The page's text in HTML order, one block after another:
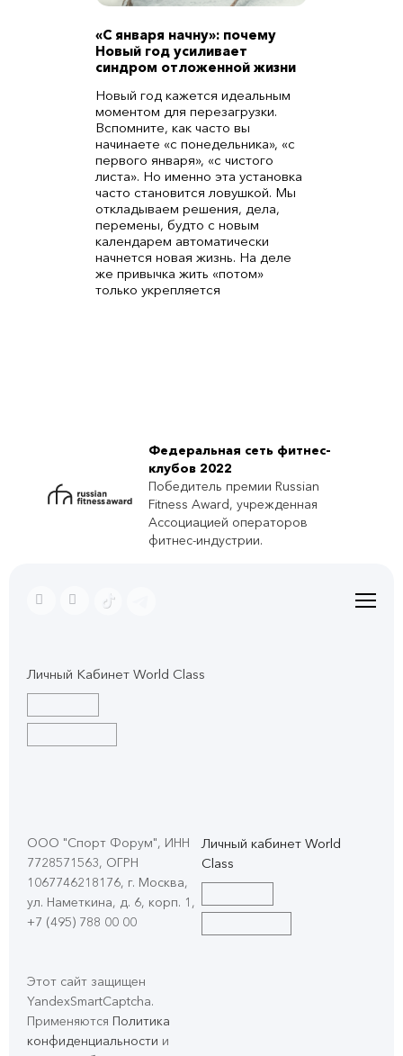
«С января начну»: почему
Новый год усиливает
синдром отложенной жизни
Новый год кажется идеальным
моментом для перезагрузки.
Вспомните, как часто вы
начинаете «с понедельника», «с
первого января», «с чистого
листа». Но именно эта установка
часто становится ловушкой. Мы
откладываем решения, дела,
перемены, будто с новым
календарем автоматически
начнется новая жизнь. На деле
же привычка жить «потом»
только укрепляется
Федеральная сеть фитнес-
клубов 2022
Победитель премии Russian
Fitness Award, учрежденная
Ассоциацией операторов
фитнес-индустрии.
Личный Кабинет World Class
ООО "Спорт Форум", ИНН
7728571563, ОГРН
1067746218176, г. Москва,
ул. Наметкина, д. 6, корп. 1 ,
+7 (495) 788 00 00
Этот сайт защищен
YandexSmartCaptcha.
Применяются Политика
конфиденциальности и
Личный кабинет World
Class